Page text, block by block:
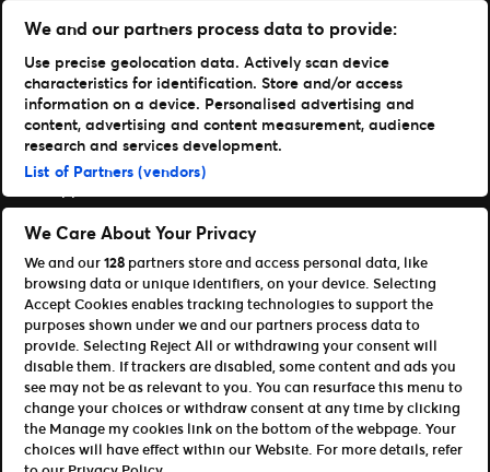
Vi på Ticketmaster
Vår historia
Jobba hos oss
Materialspecifikationer
Läs mer
Nyheter
Logga in på TM1
Content Hub
Våra appar
Ticketmaster
TM1 Reports
Partnerskap & Affiliates
Bli affiliate / partner
För utvecklare (API och SDK)
We and our partners process data to provide:
Use precise geolocation data. Actively scan device
characteristics for identification. Store and/or access
information on a device. Personalised advertising and
content, advertising and content measurement, audience
research and services development.
List of Partners (vendors)
We Care About Your Privacy
We and our128 partners store and access personal data, like
browsing data or unique identifiers, on your device. Selecting
Accept Cookies enables tracking technologies to support the
purposes shown under we and our partners process data to
provide. Selecting Reject All or withdrawing your consent will
disable them. If trackers are disabled, some content and ads you
see may not be as relevant to you. You can resurface this menu to
change your choices or withdraw consent at any time by clicking
the Manage my cookies link on the bottom of the webpage. Your
choices will have effect within our Website. For more details, refer